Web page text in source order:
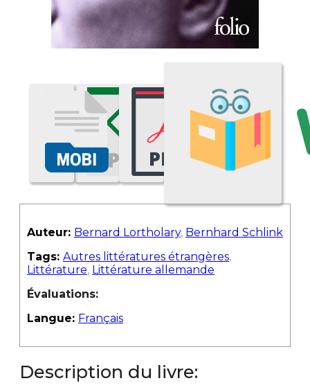
Auteur: Bernard Lortholary, Bernhard Schlink
Tags: Autres littératures étrangères,
Littérature, Littérature allemande
Évaluations:
Langue: Français
Description du livre: